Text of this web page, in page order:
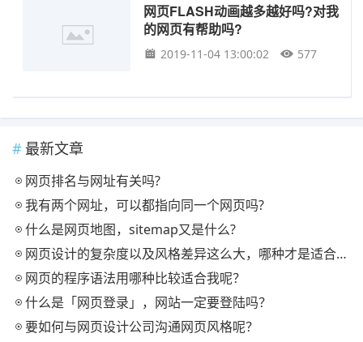
网页FLASH动画越多越好吗?对我
的网页有帮助吗?
2019-11-04 13:00:02 577
最新文章
网页排名与网址有关吗?
我有两个网址，可以都指向同一个网页吗?
什么是网页地图，sitemap又是什么?
网页设计的复杂度以及风格差异这么大，哪种才是适合我的网页?
网页的程序语法用哪种比较适合我呢？
什么是「网页登录」，网站一定要登陆吗？
要如何与网页设计公司沟通网页风格呢？